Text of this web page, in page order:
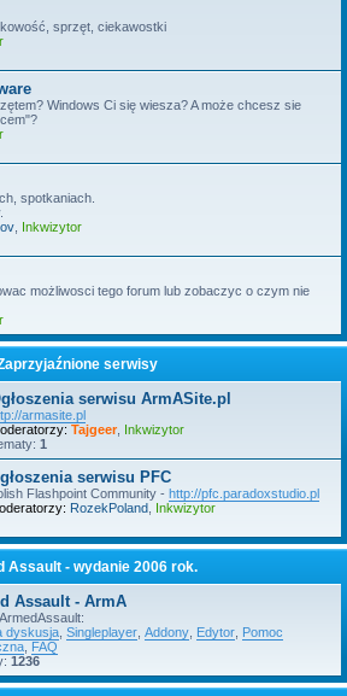
sprzęt, ciekawostki
Windows Ci się wiesza? A może chcesz sie
spotkaniach.
Inkwizytor
możliwosci tego forum lub zobaczyc o czym nie
serwisy
serwisu ArmASite.pl
armasite.pl
Tajgeer, Inkwizytor
1
serwisu PFC
Flashpoint Community - http://pfc.paradoxstudio.pl
RozekPoland Inkwizytor
Assault - wydanie 2006 rok.
Assault - ArmA
dyskusja Singleplayer Addony Edytor Pomoc
FAQ
1236